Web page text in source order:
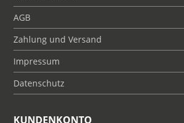
AGB
Zahlung und Versand
Impressum
Datenschutz
KUNDENKONTO